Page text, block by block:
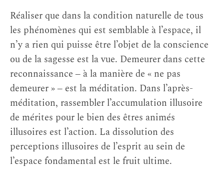
Réaliser que dans la condition naturelle de tous
les phénomènes qui est semblable à l’espace, il
n’y a rien qui puisse être l’objet de la conscience
ou de la sagesse est la vue. Demeurer dans cette
reconnaissance ‒ à la manière de « ne pas
demeurer » ‒ est la méditation. Dans l’après-
méditation, rassembler l’accumulation illusoire
de mérites pour le bien des êtres animés
illusoires est l’action. La dissolution des
perceptions illusoires de l’esprit au sein de
l’espace fondamental est le fruit ultime.